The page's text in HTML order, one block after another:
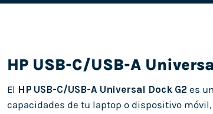
HP USB-C/USB-A
El HP USB-C/USB-A Universal Dock G2 es
capacidades de tu laptop o dispositivo